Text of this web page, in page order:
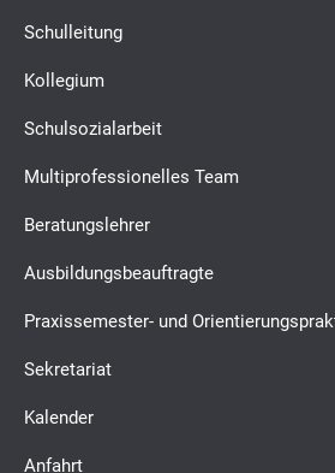
Schulleitung
Kollegium
Schulsozialarbeit
Multiprofessionelles Team
Beratungslehrer
Ausbildungsbeauftragte
Praxissemester- und
Sekretariat
Kalender
Anfahrt